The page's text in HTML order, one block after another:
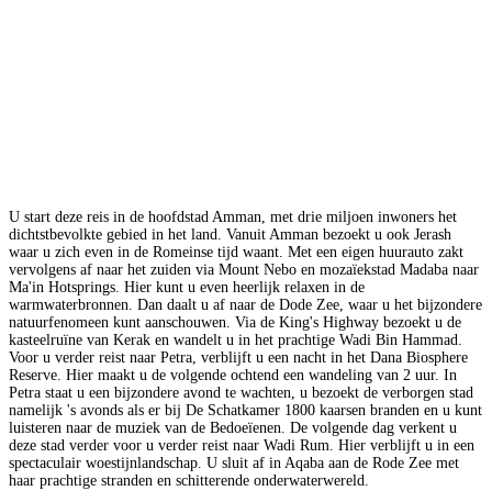
U start deze reis in de hoofdstad Amman, met drie miljoen inwoners het
dichtstbevolkte gebied in het land. Vanuit Amman bezoekt u ook Jerash
waar u zich even in de Romeinse tijd waant. Met een eigen huurauto zakt
vervolgens af naar het zuiden via Mount Nebo en mozaïekstad Madaba naar
Ma'in Hotsprings. Hier kunt u even heerlijk relaxen in de
warmwaterbronnen. Dan daalt u af naar de Dode Zee, waar u het bijzondere
natuurfenomeen kunt aanschouwen. Via de King's Highway bezoekt u de
kasteelruïne van Kerak en wandelt u in het prachtige Wadi Bin Hammad.
Voor u verder reist naar Petra, verblijft u een nacht in het Dana Biosphere
Reserve. Hier maakt u de volgende ochtend een wandeling van 2 uur. In
Petra staat u een bijzondere avond te wachten, u bezoekt de verborgen stad
namelijk 's avonds als er bij De Schatkamer 1800 kaarsen branden en u kunt
luisteren naar de muziek van de Bedoeïenen. De volgende dag verkent u
deze stad verder voor u verder reist naar Wadi Rum. Hier verblijft u in een
spectaculair woestijnlandschap. U sluit af in Aqaba aan de Rode Zee met
haar prachtige stranden en schitterende onderwaterwereld.